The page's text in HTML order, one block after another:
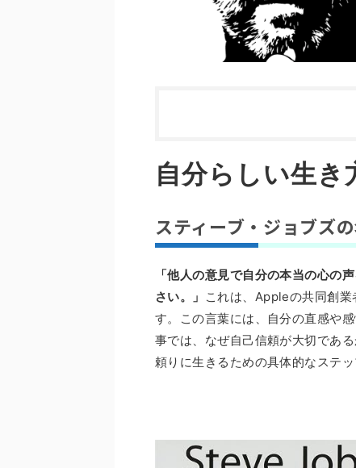
自分らしい生き
スティーブ・ジョブズ
「他人の意見で自分の本当の心の
さい。」 これは、Appleの共同創
す。この言葉には、自分の直感や
事では、なぜ自己信頼が大切であ
頼りに生きるための具体的なステッ